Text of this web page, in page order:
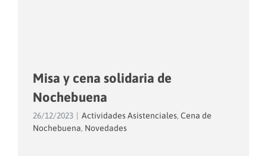
Misa y cena solidaria de
Nochebuena
26/12/2023 Actividades Asistenciales, Cena de
Nochebuena, Novedades